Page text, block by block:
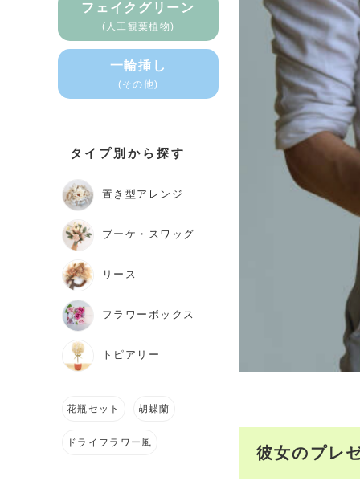
彼女のプレ
フェイクグリーン
(人工観葉植物)
一輪挿し
(その他)
タイプ別から探す
置き型アレンジ
ブーケ・スワッグ
リース
フラワーボックス
トピアリー
花瓶セット 胡蝶蘭
ドライフラワー風